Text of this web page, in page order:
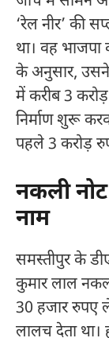
‘रेल नीर’ की
था। वह भाजपा
के अनुसार,
में करीब 3
निर्माण शुरू
पहले 3 करोड़
नकली
नाम
समस्तीपुर के
कुमार लाल
30 हजार रुपए
लालच देता था।